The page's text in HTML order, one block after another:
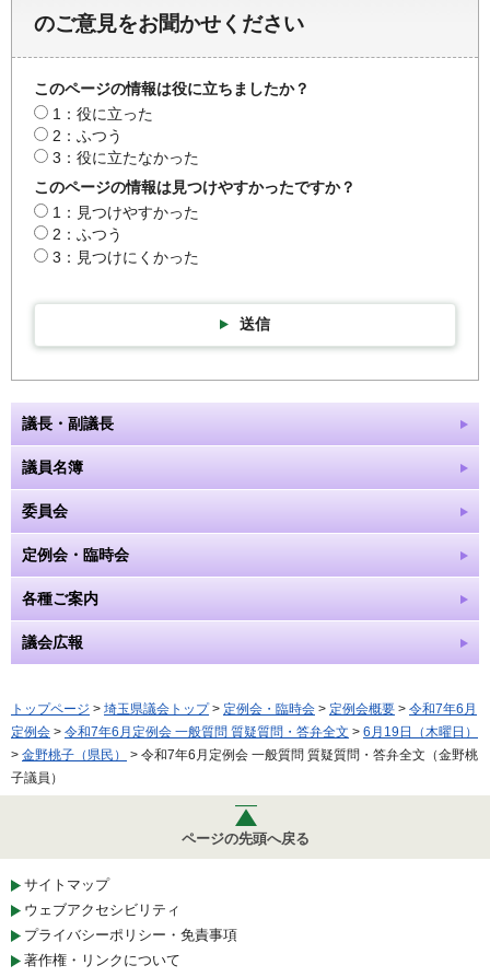
のご意見をお聞かせください
このページの情報は役に立ちましたか？
1：役に立った
2：ふつう
3：役に立たなかった
このページの情報は見つけやすかったですか？
1：見つけやすかった
2：ふつう
3：見つけにくかった
送信
議長・副議長
議員名簿
委員会
定例会・臨時会
各種ご案内
議会広報
トップページ > 埼玉県議会トップ> 定例会・臨時会 > 定例会概要 > 令和7年6月
定例会 > 令和7年6月定例会 一般質問 質疑質問・答弁全文 > 6月19日（木曜日）
> 金野桃子（県民）
> 令和7年6月定例会 一般質問 質疑質問・答弁全文（金野桃
子議員）
ページの先頭へ戻る
サイトマップ
ウェブアクセシビリティ
プライバシーポリシー・免責事項
著作権・リンクについて